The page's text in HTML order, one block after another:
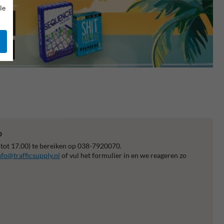
17.00) te bereiken op 038-7920070.
of vul het formulier in en we reageren zo